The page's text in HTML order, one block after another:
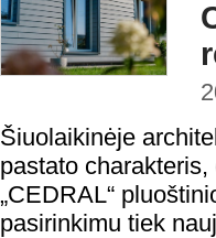
Šiuolaikinėje
pastato
„CEDRAL“
pasirinkimu tiek